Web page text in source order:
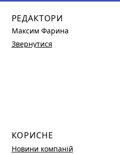
РЕДАКТОРИ
Максим Фарина
Звернутися
КОРИСНЕ
Новини компаній